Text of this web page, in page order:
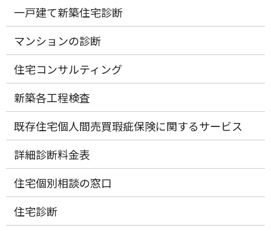
一戸建て新築住宅診断
マンションの診断
住宅コンサルティング
新築各工程検査
既存住宅個人間売買瑕疵保険に関するサービス
詳細診断料金表
住宅個別相談の窓口
住宅診断